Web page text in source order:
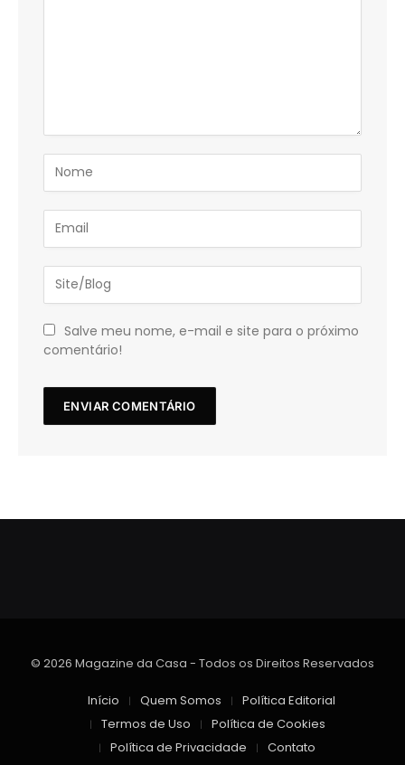
Salve meu nome, e-mail e site para o próximo
comentário!
© 2026 Magazine da Casa - Todos os Direitos Reservados
Início Quem Somos
Política Editorial
Termos de Uso
Política de Cookies
Política de Privacidade
Contato